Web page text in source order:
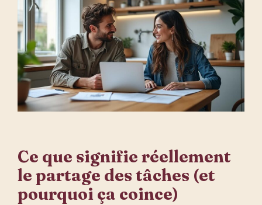
Ce que signifie réellement
le partage des tâches (et
pourquoi ça coince)